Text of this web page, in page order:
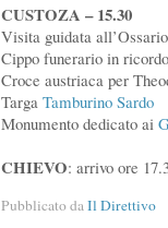
CUSTOZA – 15.30
Visita guidata
Cippo funerario in
Croce austriaca per
Targa Tamburino Sardo
Monumento dedicato ai
CHIEVO: arrivo ore
Pubblicato daIl Direttivo